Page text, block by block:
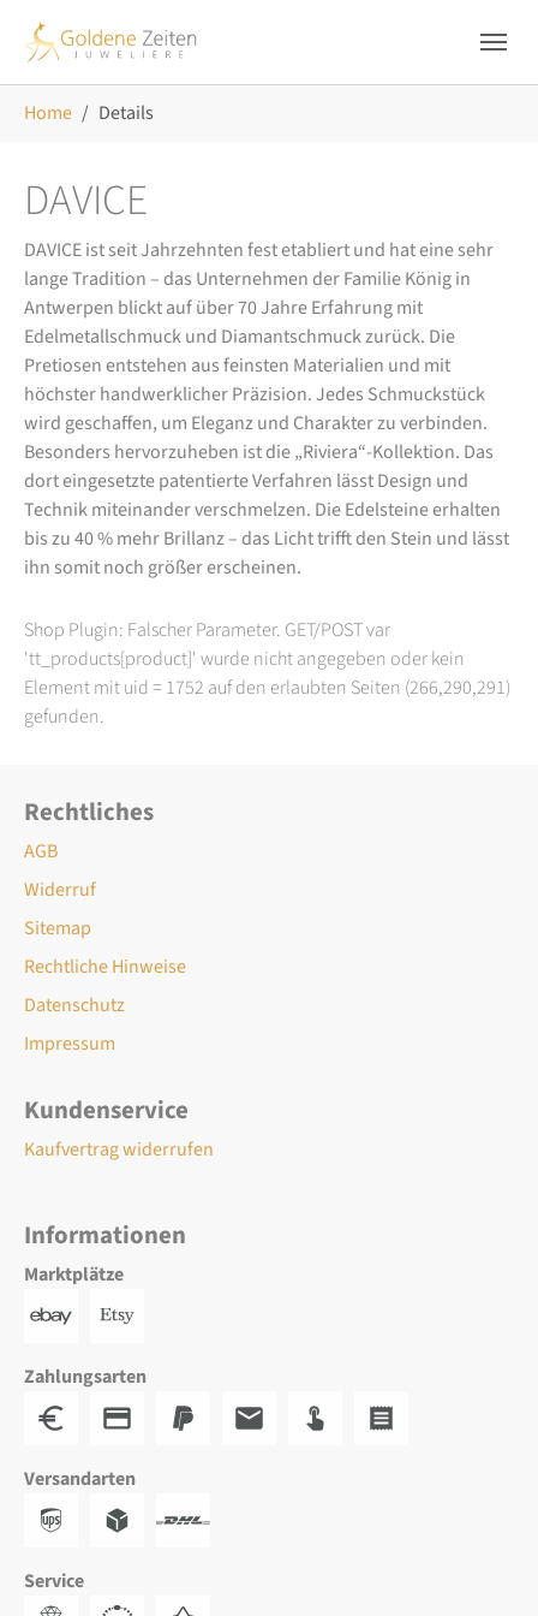
Home Details
DAVICE
DAVICE ist seit Jahrzehnten fest etabliert und hat eine sehr
lange Tradition – das Unternehmen der Familie König in
Antwerpen blickt auf über 70 Jahre Erfahrung mit
Edelmetallschmuck und Diamantschmuck zurück. Die
Pretiosen entstehen aus feinsten Materialien und mit
höchster handwerklicher Präzision. Jedes Schmuckstück
wird geschaffen, um Eleganz und Charakter zu verbinden.
Besonders hervorzuheben ist die „Riviera“-Kollektion. Das
dort eingesetzte patentierte Verfahren lässt Design und
Technik miteinander verschmelzen. Die Edelsteine erhalten
bis zu 40 % mehr Brillanz – das Licht trifft den Stein und lässt
ihn somit noch größer erscheinen.
Shop Plugin: Falscher Parameter. GET/POST var
'tt_products[product]' wurde nicht angegeben oder kein
Element mit uid = 1752 auf den erlaubten Seiten (266,290,291)
gefunden.
Rechtliches
AGB
Widerruf
Sitemap
Rechtliche Hinweise
Datenschutz
Impressum
Kundenservice
Kaufvertrag widerrufen
Informationen
Marktplätze
Zahlungsarten
Versandarten
Service